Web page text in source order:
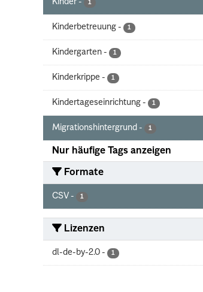
1
Kinderbetreuung - 1
Kindergarten - 1
Kinderkrippe - 1
Kindertageseinrichtung - 1
Migrationshintergrund - 1
Nur häufige Tags anzeigen
Formate
CSV - 1
Lizenzen
dl-de-by-2.0 - 1